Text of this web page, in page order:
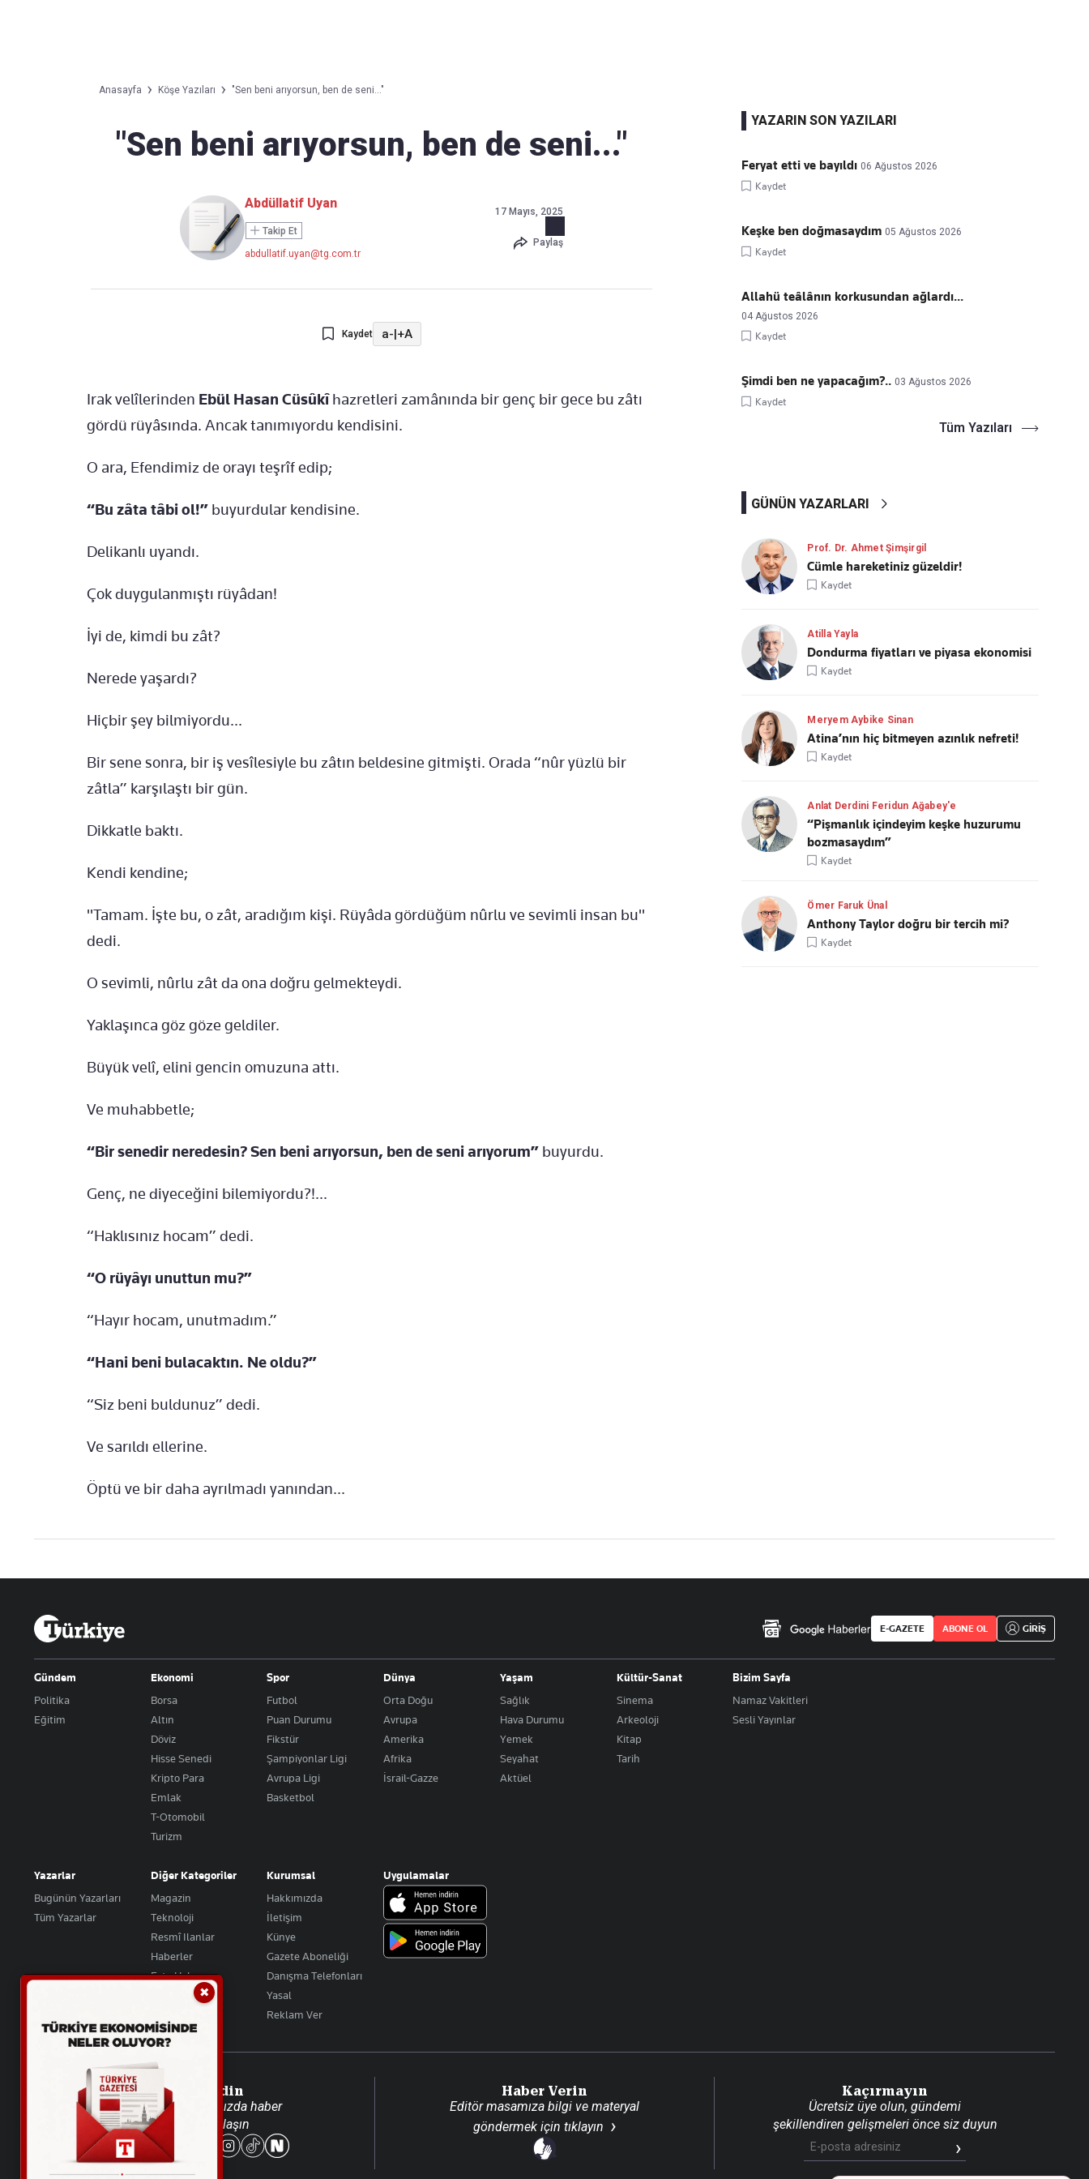
Favori mecralarınızda haber
Anasayfa Köşe Yazıları "Sen beni arıyorsun, ben de seni..."
"Sen beni arıyorsun, ben de seni..."
Abdüllatif Uyan
Takip Et
abdullatif.uyan@tg.com.tr
17 Mayıs, 2025
Paylaş
Kaydet a-|+A
Irak velîlerinden Ebül Hasan Cüsûkîhazretleri zamânında bir genç bir gece bu zâtı
gördü rüyâsında. Ancak tanımıyordu kendisini.
O ara, Efendimiz de orayı teşrîf edip;
“Bu zâta tâbi ol!” buyurdular kendisine.
Delikanlı uyandı.
Çok duygulanmıştı rüyâdan!
İyi de, kimdi bu zât?
Nerede yaşardı?
Hiçbir şey bilmiyordu...
Bir sene sonra, bir iş vesîlesiyle bu zâtın beldesine gitmişti. Orada “nûr yüzlü bir
zâtla” karşılaştı bir gün.
Dikkatle baktı.
Kendi kendine;
"Tamam. İşte bu, o zât, aradığım kişi. Rüyâda gördüğüm nûrlu ve sevimli insan bu"
dedi.
O sevimli, nûrlu zât da ona doğru gelmekteydi.
Yaklaşınca göz göze geldiler.
Büyük velî, elini gencin omuzuna attı.
Ve muhabbetle;
“Bir senedir neredesin? Sen beni arıyorsun, ben de seni arıyorum” buyurdu.
Genç, ne diyeceğini bilemiyordu?!...
“Haklısınız hocam” dedi.
“O rüyâyı unuttun mu?”
“Hayır hocam, unutmadım.”
“Hani beni bulacaktın. Ne oldu?”
“Siz beni buldunuz” dedi.
Ve sarıldı ellerine.
Öptü ve bir daha ayrılmadı yanından...
YAZARIN SON YAZILARI
Feryat etti ve bayıldı 06 Ağustos 2026
Kaydet
Keşke ben doğmasaydım 05 Ağustos 2026
Kaydet
Allahü teâlânın korkusundan ağlardı...
04 Ağustos 2026
Kaydet
Şimdi ben ne yapacağım?.. 03 Ağustos 2026
Kaydet
Tüm Yazıları
GÜNÜN YAZARLARI
Prof. Dr. Ahmet Şimşirgil
Cümle hareketiniz güzeldir!
Kaydet
Atilla Yayla
Dondurma fiyatları ve piyasa ekonomisi
Kaydet
Meryem Aybike Sinan
Atina’nın hiç bitmeyen azınlık nefreti!
Kaydet
Anlat Derdini Feridun Ağabey'e
“Pişmanlık içindeyim keşke huzurumu
bozmasaydım”
Kaydet
Ömer Faruk Ünal
Anthony Taylor doğru bir tercih mi?
Kaydet
E-GAZETE ABONE OL GİRİŞ
Gündem
Politika
Eğitim
Ekonomi
Borsa
Altın
Döviz
Hisse Senedi
Kripto Para
Emlak
T-Otomobil
Turizm
Spor
Futbol
Puan Durumu
Fikstür
Şampiyonlar Ligi
Avrupa Ligi
Basketbol
Dünya
Orta Doğu
Avrupa
Amerika
Afrika
İsrail-Gazze
Yaşam
Sağlık
Hava Durumu
Yemek
Seyahat
Aktüel
Kültür-Sanat
Sinema
Arkeoloji
Kitap
Tarih
Bizim Sayfa
Namaz Vakitleri
Sesli Yayınlar
Yazarlar
Bugünün Yazarları
Tüm Yazarlar
Diğer Kategoriler
Magazin
Teknoloji
Resmî Ilanlar
Haberler
Foto Haber
Video Galeri
Kurumsal
Hakkımızda
İletişim
Künye
Gazete Aboneliği
Danışma Telefonları
Yasal
Reklam Ver
Uygulamalar
Takip Edin
Favori mecralarınızda haber
akışımıza ulaşın
Haber Verin
Editör masamıza bilgi ve materyal
göndermek için tıklayın
Kaçırmayın
Ücretsiz üye olun, gündemi
şekillendiren gelişmeleri önce siz duyun
✖